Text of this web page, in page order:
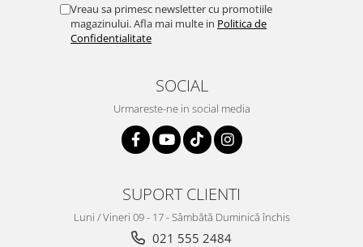
Vreau sa primesc newsletter cu promotiile
magazinului. Afla mai multe in Politica de
Confidentialitate
SOCIAL
Urmareste-ne in social media
SUPORT CLIENTI
Luni / Vineri 09 - 17 - Sâmbătă Duminică închis
021 555 2484